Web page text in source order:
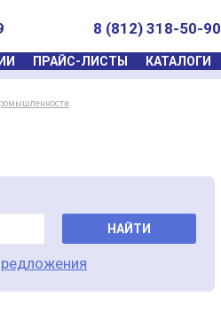
8 (812) 318-50-90
ПРАЙС-ЛИСТЫ КАТАЛОГИ
НАЙТИ